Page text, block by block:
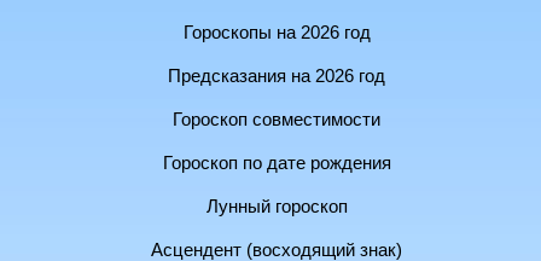
Гороскопы на 2026 год
Предсказания на 2026 год
Гороскоп совместимости
Гороскоп по дате рождения
Лунный гороскоп
Асцендент (восходящий знак)